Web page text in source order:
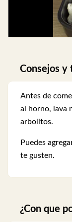
Consejos y
Antes de
al horno, lava
arbolitos.
Puedes
te gusten.
¿Con que